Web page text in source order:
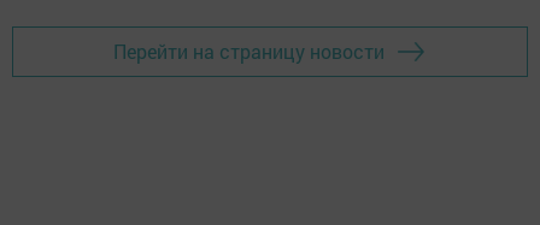
Перейти на страницу новости